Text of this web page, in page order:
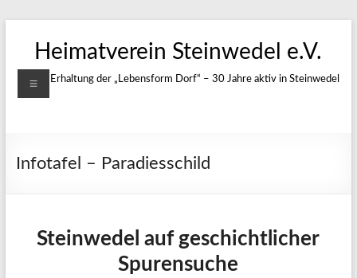
Inhalt
springenHeimatverein Steinwedel e.V.
Für die Erhaltung der „Lebensform Dorf“ – 30 Jahre aktiv in Steinwedel
Menü
Infotafel – Paradiesschild
Steinwedel auf geschichtlicher
Spurensuche